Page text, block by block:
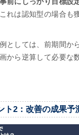
事前にしっかり目標設
れは認知型の場合も
としては、前期間か
から逆算して必要な
ト2：改善の成果予